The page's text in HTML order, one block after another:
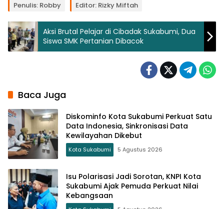
Penulis: Robby Editor: Rizky Miftah
Aksi Brutal Pelajar di Cibadak Sukabumi, Dua
Siswa SMK Pertanian Dibacok
Baca Juga
Diskominfo Kota Sukabumi Perkuat Satu
Data Indonesia, Sinkronisasi Data
Kewilayahan Dikebut
Kota Sukabumi 5 Agustus 2026
Isu Polarisasi Jadi Sorotan, KNPI Kota
Sukabumi Ajak Pemuda Perkuat Nilai
Kebangsaan